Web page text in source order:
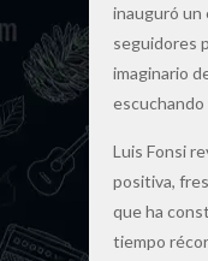
inauguró un
seguidores
imaginario
escuchando
Luis Fonsi
positiva,
que ha
tiempo